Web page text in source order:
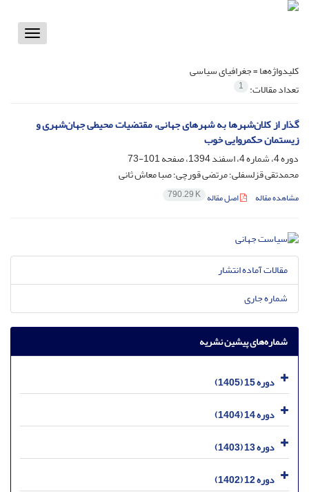
Toggle
کلیدواژه‌ها =جغرافیای سیاسی
تعداد مقالات: 1
گذار از کلان‌شهرها به شهرهای جهانی، مقتضیات محیطی جهان‌شهری و
زیستمان حکمروایی خوب
دوره 4، شماره 4، اسفند 1394، صفحه
101-73
محمدتقی قزلسفلی؛ مرتضی قورچی؛ صبا معاش ثانی
مشاهده مقاله اصل مقاله 790.29 K
مقالات آماده انتشار
شماره جاری
شماره‌های پیشین نشریه
دوره 15 (1405)
دوره 14 (1404)
دوره 13 (1403)
دوره 12 (1402)